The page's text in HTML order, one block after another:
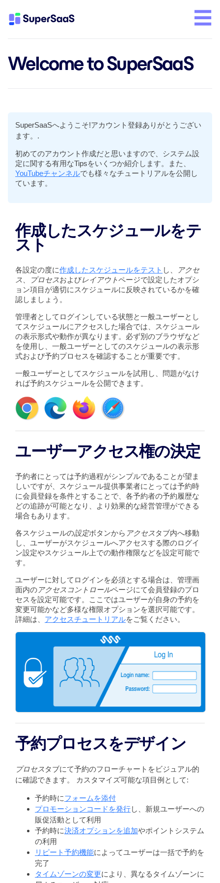
Welcome to SuperSaaS
SuperSaaSへようこそ!アカウント登録ありがとうござい
ます。.
初めてのアカウント作成だと思いますので、システム設
定に関する有用なTipsをいくつか紹介します。また、
YouTubeチャンネルでも様々なチュートリアルを公開し
ています。
作成したスケジュールをテ
スト
各設定の度に作成したスケジュールをテスト し、
アクセ
ス
プロセスおよびレイアウトページで設定したオプシ
ョン項目が適切にスケジュールに反映されているかを確
認しましょう。
管理者としてログインしている状態と一般ユーザーとし
てスケジュールにアクセスした場合では、スケジュール
の表示形式や動作が異なります。必ず別のブラウザなど
を使用し、一般ユーザーとしてのスケジュールの表示形
式および予約プロセスを確認することが重要です。
一般ユーザーとしてスケジュールを試用し、問題がなけ
れば予約スケジュールを公開できます。
ユーザーアクセス権の決定
予約者にとっては予約過程がシンプルであることが望ま
しいですが、スケジュール提供事業者にとっては予約時
に会員登録を条件とすることで、各予約者の予約履歴な
どの追跡が可能となり、より効果的な経営管理ができる
場合もあります。
各スケジュールの設定ボタンから アクセスタブ内へ移動
し、ユーザーがスケジュールへアクセスする際のログイ
ン設定やスケジュール上での動作権限などを設定可能で
す。
ユーザーに対してログインを必須とする場合は、管理画
面内の アクセスコントロールページにて会員登録のプロ
セスを設定可能です。ここではユーザーが自身の予約を
変更可能かなど多様な権限オプションを選択可能です。
詳細は、 アクセスチュートリアルをご覧ください。
予約プロセスをデザイン
プロセスタブにて予約のフローチャートをビジュアル的
に確認できます。 カスタマイズ可能な項目例として:
予約時にフォームを添付
プロモーションコードを発行し、新規ユーザーへの
販促活動として利用
予約時に決済オプションを追加やポイントシステム
の利用
リピート予約機能によってユーザーは一括で予約を
完了
タイムゾーンの変更により、異なるタイムゾーンに